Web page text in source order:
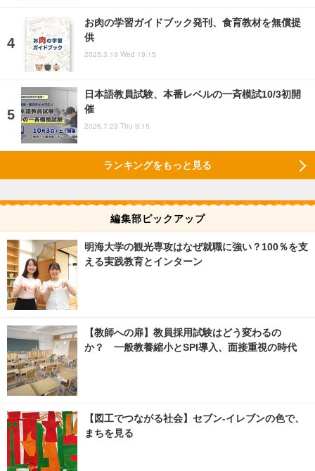
お肉の学習ガイドブック発刊、食育教材を無償提
供
2025.3.19 Wed 19:15
日本語教員試験、本番レベルの一斉模試10/3初開
催
2026.7.23 Thu 9:15
ランキングをもっと見る
編集部ピックアップ
明海大学の観光専攻はなぜ就職に強い？100％を支
える実践教育とインターン
【教師への扉】教員採用試験はどう変わるの
か？ 一般教養縮小とSPI導入、面接重視の時代
【図工でつながる社会】セブン‐イレブンの色で、
まちを見る